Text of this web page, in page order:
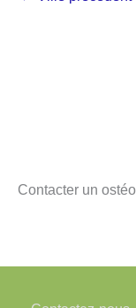
Contacter un